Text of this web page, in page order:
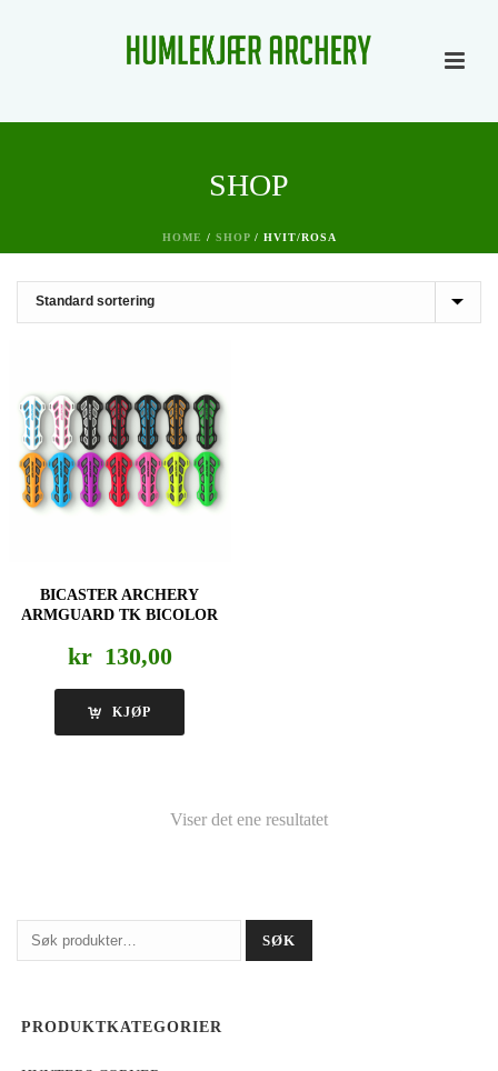
SHOP
HOME / SHOP/ HVIT/ROSA
BICASTER ARCHERY
ARMGUARD TK BICOLOR
kr 130,00
KJØP
Viser det ene resultatet
Søk
etter:
SØK
PRODUKTKATEGORIER